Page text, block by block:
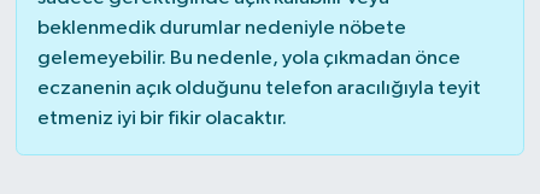
beklenmedik durumlar nedeniyle nöbete
gelemeyebilir. Bu nedenle, yola çıkmadan önce
eczanenin açık olduğunu telefon aracılığıyla teyit
etmeniz iyi bir fikir olacaktır.